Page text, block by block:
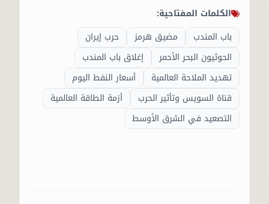
الكلمات المفتاحية:
باب المندب
مضيق هرمز
حرب إيران
الحوثيون البحر الأحمر
إغلاق باب المندب
تهديد الملاحة العالمية
أسعار النفط اليوم
قناة السويس وتأثير الحرب
أزمة الطاقة العالمية
التصعيد في الشرق الأوسط